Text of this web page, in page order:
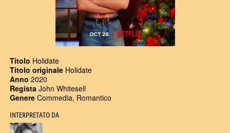
Titolo Holidate
Titolo originale Holidate
Anno 2020
Regista John Whitesell
Genere Commedia, Romantico
INTERPRETATO DA